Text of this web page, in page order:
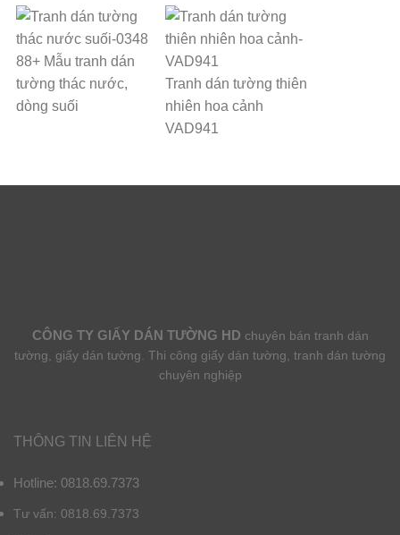
88+ Mẫu tranh dán
tường thác nước,
dòng suối
Tranh dán tường thiên
nhiên hoa cảnh
VAD941
CÔNG TY GIẤY DÁN TƯỜNG HD chuyên bán tranh dán
tường, giấy dán tường. Thi công giấy dán tường, tranh dán tường
chuyên nghiệp
THÔNG TIN LIÊN HỆ
Hotline: 0818.69.7373
Tư vấn: 0818.69.7373